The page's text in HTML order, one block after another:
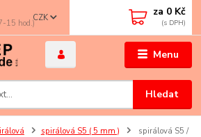
Menu
CZK
Hledat
15 hod.)
za 0 Kč
spirálová S5 ( 5 mm )
spirálová S5 /